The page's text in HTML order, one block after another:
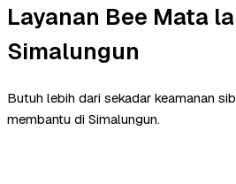
Layanan Bee Mata
Simalungun
Butuh lebih dari sekadar keamanan
membantu di Simalungun.